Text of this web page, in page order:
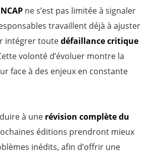
ne s’est pas limitée à signaler
travaillent déjà à ajuster
intégrer toutedéfaillance critique
volonté d’évoluer montre la
face à des enjeux en constante
à une révision complète du
éditions prendront mieux
inédits, afin d’offrir une